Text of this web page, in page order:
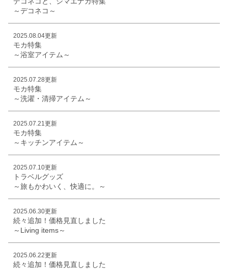
～デコネコ～
2025.08.04更新
モカ特集
～浴室アイテム～
2025.07.28更新
モカ特集
～洗濯・清掃アイテム～
2025.07.21更新
モカ特集
～キッチンアイテム～
2025.07.10更新
トラベルグッズ
～旅もかわいく、快適に。～
2025.06.30更新
続々追加！価格見直しました
～Living items～
2025.06.22更新
続々追加！価格見直しました